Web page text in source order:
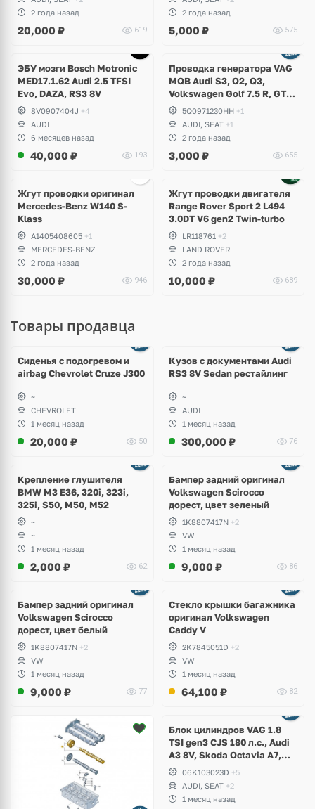
Skoda Superb, Kodiaq,
Karoq, Seat Tarraco
2 года назад
20,000 ₽ 619
Superb, Karoq, Seat Ateca,
Leon Cupra
2 года назад
5,000 ₽ 575
ЭБУ мозги Bosch Motronic
MED17.1.62 Audi 2.5 TFSI
Evo, DAZA, RS3 8V
8V0907404J +4
AUDI
6 месяцев назад
40,000 ₽ 193
Проводка генератора VAG
MQB Audi S3, Q2, Q3,
Volkswagen Golf 7.5 R, GTI,
T-Roc, Passat B8, Arteon,
Seat Leon Cupra, Tarraco
5Q0971230HH +1
AUDI, SEAT +1
2 года назад
3,000 ₽ 655
Жгут проводки оригинал
Mercedes-Benz W140 S-
Klass
A1405408605 +1
MERCEDES-BENZ
2 года назад
30,000 ₽ 946
Жгут проводки двигателя
Range Rover Sport 2 L494
3.0DT V6 gen2 Twin-turbo
LR118761 +2
LAND ROVER
2 года назад
10,000 ₽ 689
Товары продавца
Сиденья с подогревом и
airbag Chevrolet Cruze J300
~
CHEVROLET
1 месяц назад
20,000 ₽ 50
Кузов с документами Audi
RS3 8V Sedan рестайлинг
~
AUDI
1 месяц назад
300,000 ₽ 76
Крепление глушителя
BMW M3 E36, 320i, 323i,
325i, S50, M50, M52
~
~
1 месяц назад
2,000 ₽ 62
Бампер задний оригинал
Volkswagen Scirocco
дорест, цвет зеленый
1K8807417N +2
VW
1 месяц назад
9,000 ₽ 86
Бампер задний оригинал
Volkswagen Scirocco
дорест, цвет белый
1K8807417N +2
VW
1 месяц назад
9,000 ₽ 77
Стекло крышки багажника
оригинал Volkswagen
Caddy V
2K7845051D +2
VW
1 месяц назад
64,100 ₽ 82
2 фото
Блок цилиндров VAG 1.8
TSI gen3 CJS 180 л.с., Audi
A3 8V, Skoda Octavia A7,
Superb, Volkswagen Passat
B8, Golf VII Alltrack, Seat
Leon
06K103023D +5
AUDI, SEAT +2
1 месяц назад